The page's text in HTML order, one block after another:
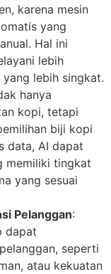
karena mesin
yang
Hal ini
lebih
lebih singkat.
hanya
kopi, tetapi
biji kopi
data, AI dapat
memiliki tingkat
yang sesuai
Pelanggan:
dapat
seperti
atau kekuatan